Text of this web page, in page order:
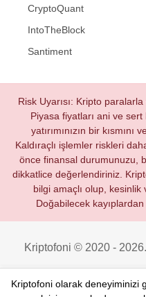
CryptoQuant
IntoTheBlock
Santiment
Risk Uyarısı: Kripto
Piyasa fiyatları ani ve
yatırımınızın bir
Kaldıraçlı işlemler riskleri
önce finansal durumunuzu,
dikkatlice değerlendiriniz.
bilgi amaçlı olup,
Doğabilecek
Kriptofoni © 2020 - 2026.
Kriptofoni olarak deneyiminizi